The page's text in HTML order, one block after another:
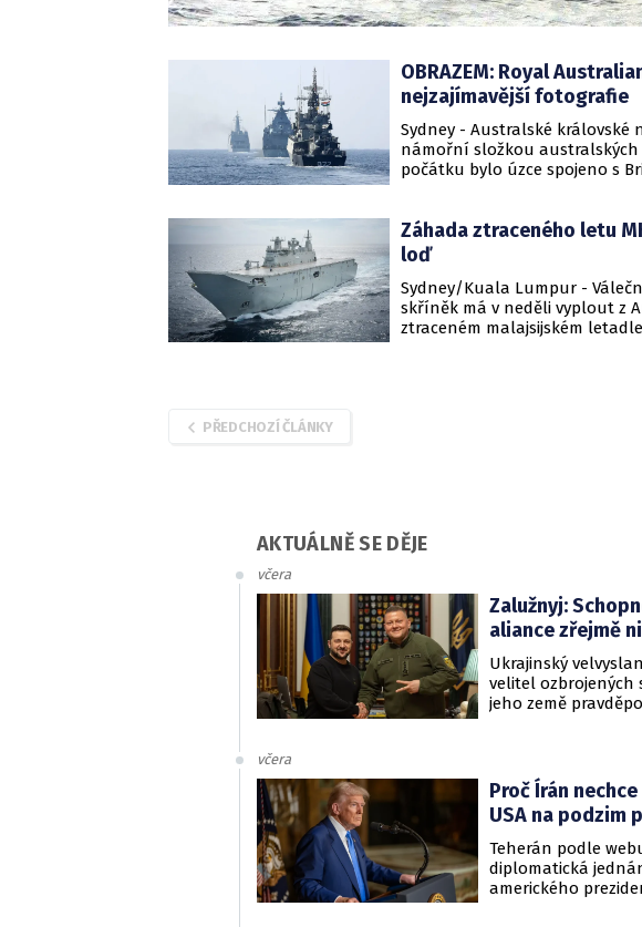
OBRAZEM: Royal
nejzajímavější fotografie
Sydney - Australské královské
námořní složkou australských
počátku bylo úzce spojeno s
Záhada ztraceného letu
loď
Sydney/Kuala Lumpur -
skříněk má v neděli vyplout z
ztraceném malajsijském
PŘEDCHOZÍ ČLÁNKY
AKTUÁLNĚ SE DĚJE
včera
Zalužnyj:
aliance zřejmě
Ukrajinský
velitel ozbrojených
jeho země
nedosažitelné.
včera
Proč Írán
USA na podzim
Teherán podle
diplomatická
amerického